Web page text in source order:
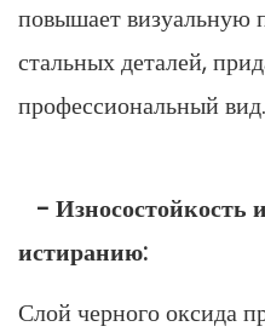
повышает визуальную
стальных деталей,
профессиональный вид.
- Износостойкость
истиранию:
Слой черного оксида